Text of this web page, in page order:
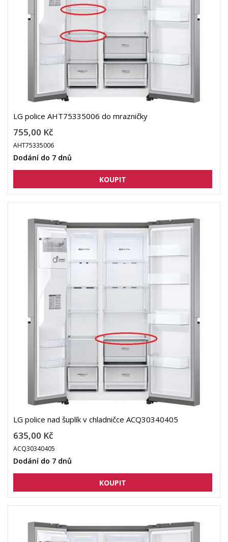
LG police AHT75335006 do mrazničky
755,00 Kč
AHT75335006
Dodání do 7 dnů
LG police nad šuplík v chladničce ACQ30340405
635,00 Kč
ACQ30340405
Dodání do 7 dnů